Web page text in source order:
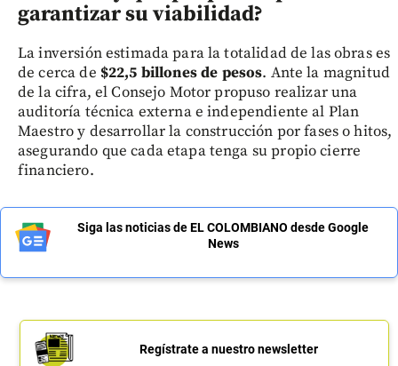
garantizar su viabilidad?
La inversión estimada para la totalidad de las obras es
de cerca de $22,5 billones de pesos. Ante la magnitud
de la cifra, el Consejo Motor propuso realizar una
auditoría técnica externa e independiente al Plan
Maestro y desarrollar la construcción por fases o hitos,
asegurando que cada etapa tenga su propio cierre
financiero.
Siga las noticias de EL COLOMBIANO desde Google
News
Regístrate a nuestro newsletter